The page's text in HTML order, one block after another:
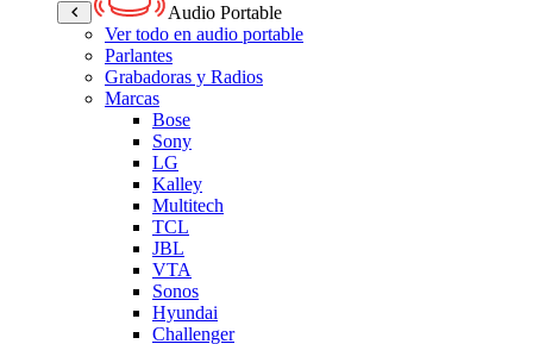
Audio Portable
Ver todo en audio portable
Parlantes
Grabadoras y Radios
Marcas
Bose
Sony
LG
Kalley
Multitech
TCL
JBL
VTA
Sonos
Hyundai
Challenger